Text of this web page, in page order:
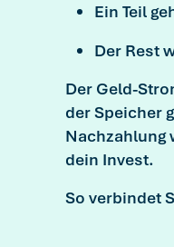
Ein Teil
Der Rest
Der Geld-
der Speicher
Nachzahlung
dein Invest.
So verbindet